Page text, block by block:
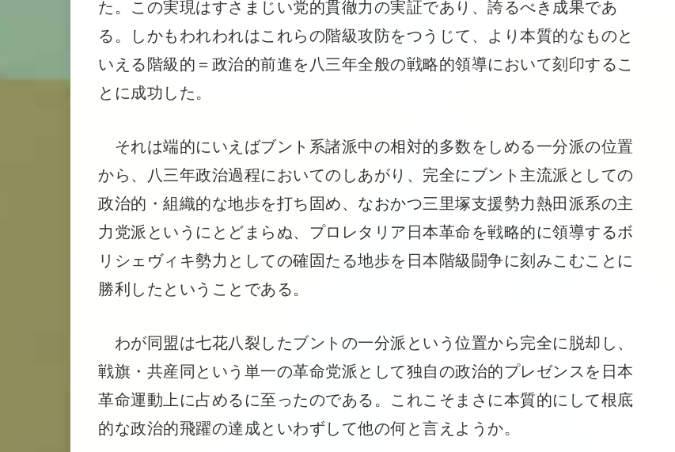
た。この実現はすさまじい党的貫徹力の実証であり、誇るべき成果であ
る。しかもわれわれはこれらの階級攻防をつうじて、より本質的なものと
いえる階級的＝政治的前進を八三年全般の戦略的領導において刻印するこ
とに成功した。
それは端的にいえばブント系諸派中の相対的多数をしめる一分派の位置
から、八三年政治過程においてのしあがり、完全にブント主流派としての
政治的・組織的な地歩を打ち固め、なおかつ三里塚支援勢力熱田派系の主
力党派というにとどまらぬ、プロレタリア日本革命を戦略的に領導するボ
リシェヴィキ勢力としての確固たる地歩を日本階級闘争に刻みこむことに
勝利したということである。
わが同盟は七花八裂したブントの一分派という位置から完全に脱却し、
戦旗・共産同という単一の革命党派として独自の政治的プレゼンスを日本
革命運動上に占めるに至ったのである。これこそまさに本質的にして根底
的な政治的飛躍の達成といわずして他の何と言えようか。